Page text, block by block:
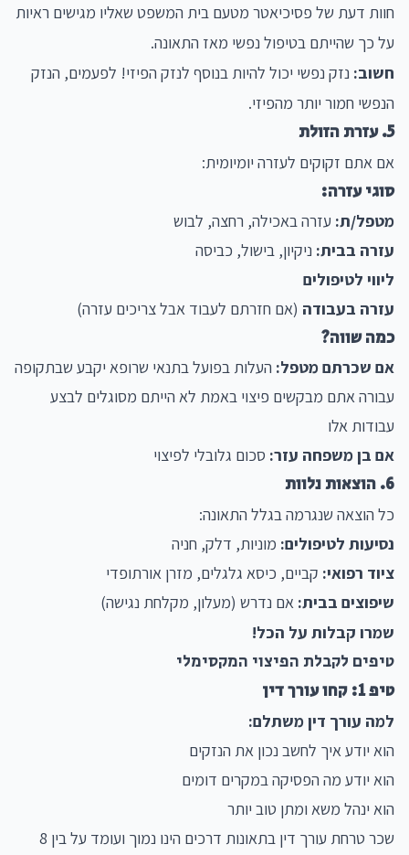
חוות דעת של פסיכיאטר מטעם בית המשפט שאליו מגישים ראיות
על כך שהייתם בטיפול נפשי מאז התאונה.
חשוב: נזק נפשי יכול להיות בנוסף לנזק הפיזי! לפעמים, הנזק
הנפשי חמור יותר מהפיזי.
5. עזרת הזולת
אם אתם זקוקים לעזרה יומיומית:
סוגי עזרה:
מטפל/ת: עזרה באכילה, רחצה, לבוש
עזרה בבית: ניקיון, בישול, כביסה
ליווי לטיפולים
עזרה בעבודה (אם חזרתם לעבוד אבל צריכים עזרה)
כמה שווה?
אם שכרתם מטפל: העלות בפועל בתנאי שרופא יקבע שבתקופה
עבורה אתם מבקשים פיצוי באמת לא הייתם מסוגלים לבצע
עבודות אלו
אם בן משפחה עזר: סכום גלובלי לפיצוי
6. הוצאות נלוות
כל הוצאה שנגרמה בגלל התאונה:
נסיעות לטיפולים: מוניות, דלק, חניה
ציוד רפואי: קביים, כיסא גלגלים, מזרן אורתופדי
שיפוצים בבית: אם נדרש (מעלון, מקלחת נגישה)
שמרו קבלות על הכל!
טיפים לקבלת הפיצוי המקסימלי
טיפ 1: קחו עורך דין
למה עורך דין משתלם:
הוא יודע איך לחשב נכון את הנזקים
הוא יודע מה הפסיקה במקרים דומים
הוא ינהל משא ומתן טוב יותר
שכר טרחת עורך דין בתאונות דרכים הינו נמוך ועומד על בין 8